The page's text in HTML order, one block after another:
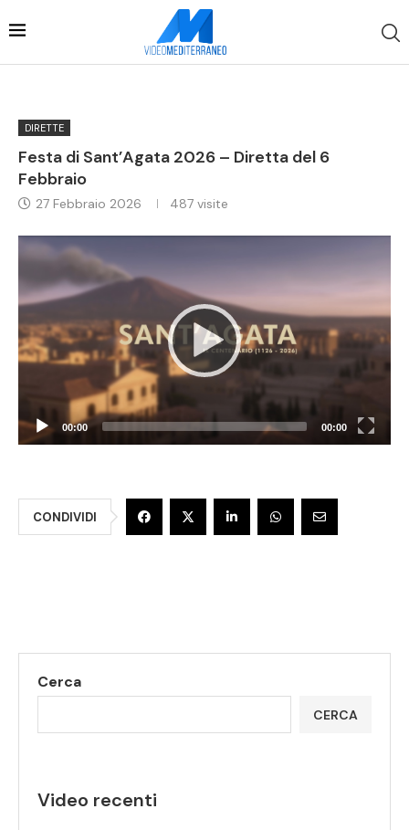
DIRETTE
Festa di Sant’Agata 2026 – Diretta del 6
Febbraio
27 Febbraio 2026 487 visite
00:00 00:00
CONDIVIDI
Cerca
CERCA
Video recenti